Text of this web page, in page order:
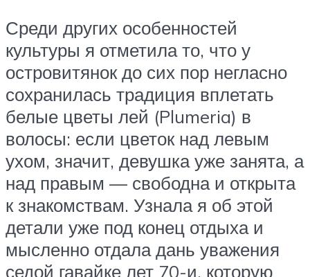
Среди других особенностей
культуры я отметила то, что у
островитянок до сих пор негласно
сохранилась традиция вплетать
белые цветы лей (Plumeria) в
волосы: если цветок над левым
ухом, значит, девушка уже занята, а
над правым — свободна и открыта
к знакомствам. Узнала я об этой
детали уже под конец отдыха и
мысленно отдала дань уважения
седой гавайке лет 70-и, которую